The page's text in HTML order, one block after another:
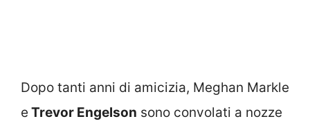
Dopo tanti anni di amicizia, Meghan Markle
e Trevor Engelson sono convolati a nozze